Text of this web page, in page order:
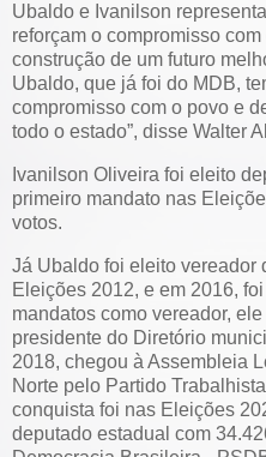
Ubaldo e Ivanilson
reforçam o compromisso
construção de um futuro
Ubaldo, que já foi do MDB,
compromisso com o povo e
todo o estado”, disse Walter
Ivanilson Oliveira foi eleito
primeiro mandato nas
votos.
Já Ubaldo foi eleito vereador
Eleições 2012, e em 2016,
mandatos como vereador,
presidente do Diretório
2018, chegou à Assembleia
Norte pelo Partido
conquista foi nas Eleições
deputado estadual com